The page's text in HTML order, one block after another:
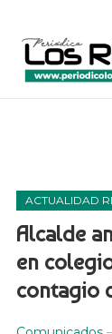
ACTUALIDAD
Alcalde
en
contagio